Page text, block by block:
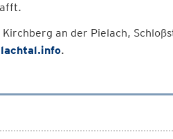
an der Pielach,
.